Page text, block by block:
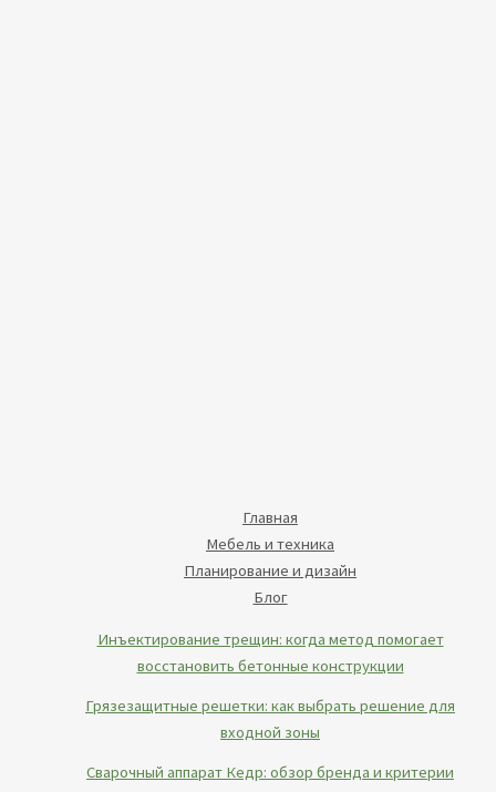
Главная
Мебель и техника
Планирование и дизайн
Блог
Инъектирование трещин: когда метод помогает
восстановить бетонные конструкции
Грязезащитные решетки: как выбрать решение для
входной зоны
Сварочный аппарат Кедр: обзор бренда и критерии